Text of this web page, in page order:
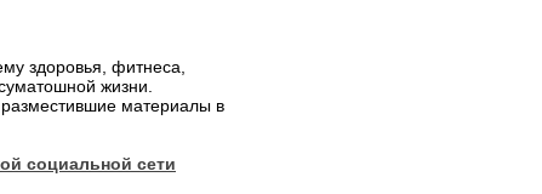
здоровья, фитнеса,
жизни.
разместившие материалы в
социальной сети